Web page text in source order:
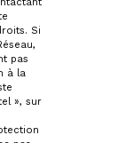
Si
pas
à la
», sur